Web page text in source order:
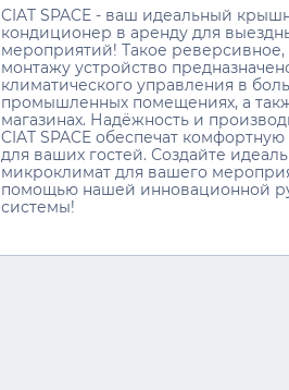
CIAT SPACE - ваш идеальный
кондиционер в аренду для
мероприятий! Такое реверсивное,
монтажу устройство
климатического управления в
промышленных помещениях, а
магазинах. Надёжность и
CIAT SPACE обеспечат
для ваших гостей. Создайте
микроклимат для вашего
помощью нашей инновационной
системы!